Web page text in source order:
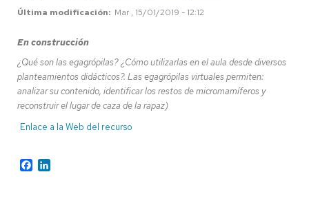
Última modificación Mar , 15/01/2019 - 12:12
En construcción
¿Qué son las egagrópilas? ¿Cómo utilizarlas en el aula desde diversos
planteamientos didácticos?. Las egagrópilas virtuales permiten:
analizar su contenido, identificar los restos de micromamíferos y
reconstruir el lugar de caza de la rapaz)
Enlace a la Web del recurso
Facebook